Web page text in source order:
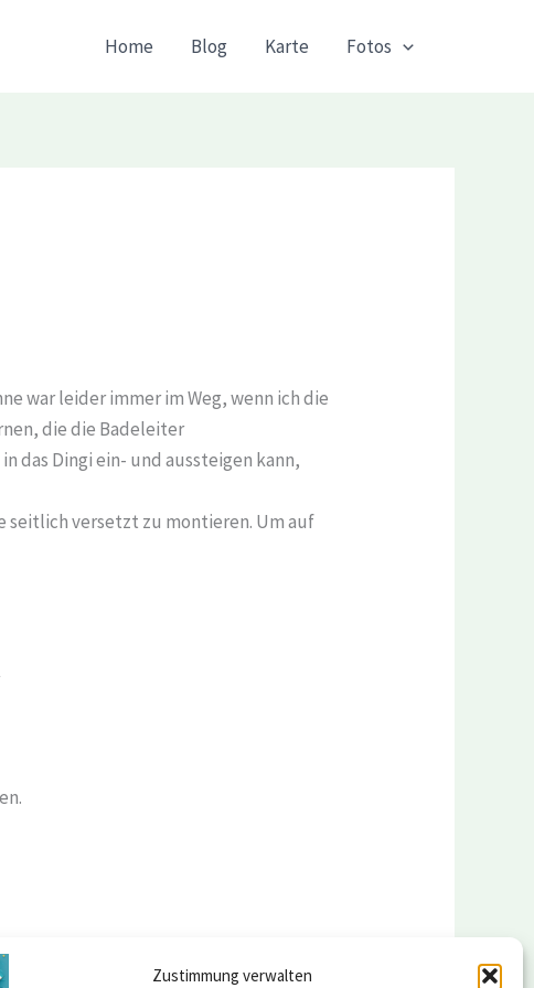
Zustimmung verwalten
Home Blog Karte Fotos
war leider immer im Weg, wenn ich die
die die Badeleiter
das Dingi ein- und aussteigen kann,
seitlich versetzt zu montieren. Um auf